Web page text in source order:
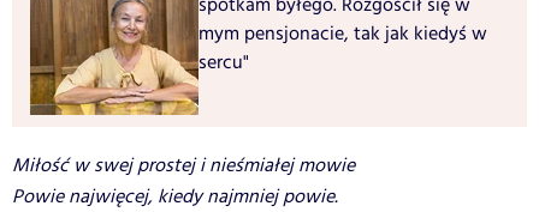
mym pensjonacie, tak jak kiedyś w
sercu"
Miłość w swej prostej i nieśmiałej mowie
Powie najwięcej, kiedy najmniej powie.